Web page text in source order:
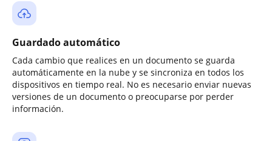
Guardado automático
Cada cambio que realices en un documento se guarda
automáticamente en la nube y se sincroniza en todos los
dispositivos en tiempo real. No es necesario enviar nuevas
versiones de un documento o preocuparse por perder
información.